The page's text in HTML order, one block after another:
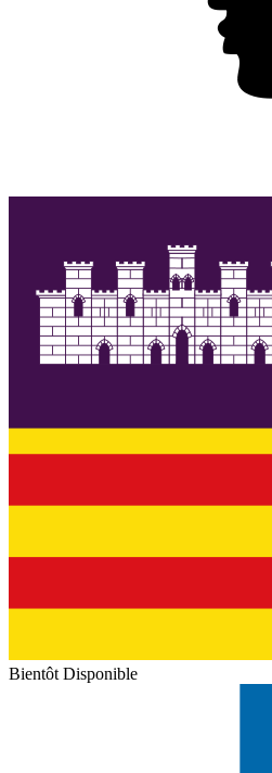
Bientôt Disponible